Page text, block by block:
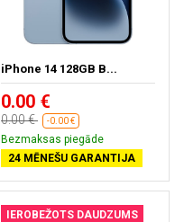
iPhone 14 128GB B...
0.00 €
0.00 € -0.00 €
Bezmaksas piegāde
24 MĒNEŠU GARANTIJA
IEROBEŽOTS DAUDZUMS